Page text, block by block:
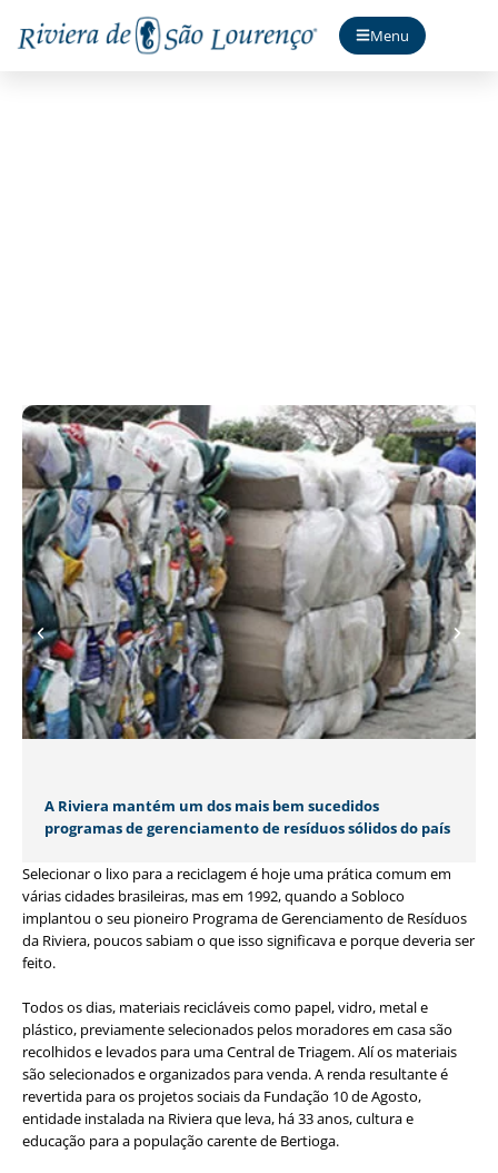
Menu
A Riviera mantém um dos mais bem sucedidos
programas de gerenciamento de resíduos sólidos do país
Selecionar o lixo para a reciclagem é hoje uma prática comum em
várias cidades brasileiras, mas em 1992, quando a Sobloco
implantou o seu pioneiro Programa de Gerenciamento de Resíduos
da Riviera, poucos sabiam o que isso significava e porque deveria ser
feito.
Todos os dias, materiais recicláveis como papel, vidro, metal e
plástico, previamente selecionados pelos moradores em casa são
recolhidos e levados para uma Central de Triagem. Alí os materiais
são selecionados e organizados para venda. A renda resultante é
revertida para os projetos sociais da Fundação 10 de Agosto,
entidade instalada na Riviera que leva, há 33 anos, cultura e
educação para a população carente de Bertioga.